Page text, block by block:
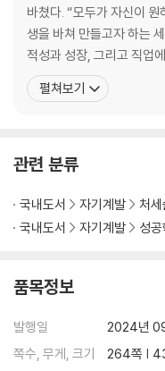
04 행복한 삶의 2가지 조건
〈column〉 돈 많이 버는 법,
3장 결국 이루어지는 목표의
03 계획하는 것도 실력이다
트성 목표
04 나만의 컨트롤 타워 생성
우선순위 | 몰입
4장 미친 실행력의 비밀
바쳤다. “모두가 자신이
생을 바쳐 만들고자 하는
적성과 성장, 그리고 직업
자기계발을 돕고 있다. 〈
인생을 풍요롭게 해주는 코치’로 소개
펼쳐보기
관련 분류
국내도서 자기계발
처
국내도서
자기계발 성
품목정보
발행일
2024년
쪽수, 무게, 크기
264쪽 |